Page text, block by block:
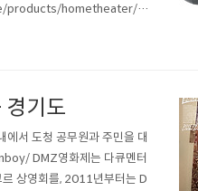
products/hometheater/m
NTGR)는 별도의 ‘무선 디
경기도
서 도청 공무원과 주민을 대
DMZ영화제는 다큐멘터
상영회를, 2011년부터는 D